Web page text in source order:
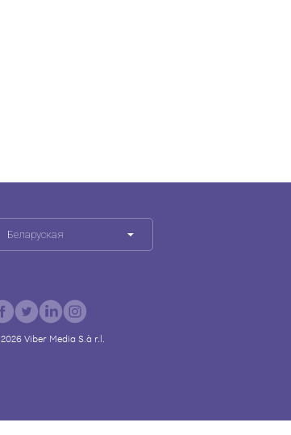
Беларуская
2026 Viber Media S.à r.l.